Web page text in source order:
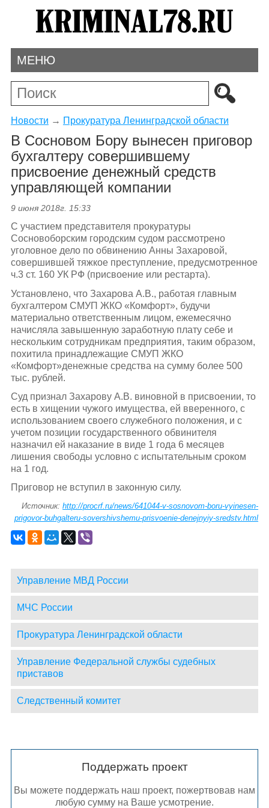
МЕНЮ
Новости → Прокуратура Ленинградской области
В Сосновом Бору вынесен приговор
бухгалтеру совершившему
присвоение денежный средств
управляющей компании
9 июня 2018г. 15:33
С участием представителя прокуратуры
Сосновоборским городским судом рассмотрено
уголовное дело по обвинению Анны Захаровой,
совершившей тяжкое преступление, предусмотренное
ч.3 ст. 160 УК РФ (присвоение или рестарта).
Установлено, что Захарова А.В., работая главным
бухгалтером СМУП ЖКО «Комфорт», будучи
материально ответственным лицом, ежемесячно
начисляла завышенную заработную плату себе и
нескольким сотрудникам предприятия, таким образом,
похитила принадлежащие СМУП ЖКО
«Комфорт»денежные средства на сумму более 500
тыс. рублей.
Суд признал Захарову А.В. виновной в присвоении, то
есть в хищении чужого имущества, ей вверенного, с
использованием своего служебного положения, и с
учетом позиции государственного обвинителя
назначил ей наказание в виде 1 года 6 месяцев
лишения свободы условно с испытательным сроком
на 1 год.
Приговор не вступил в законную силу.
Источник:http://procrf.ru/news/641044-v-sosnovom-boru-vyinesen-
prigovor-buhgalteru-sovershivshemu-prisvoenie-denejnyiy-sredstv.html
Управление МВД России
МЧС России
Прокуратура Ленинградской области
Управление Федеральной службы судебных
приставов
Следственный комитет
Поддержать проект
Вы можете поддержать наш проект, пожертвовав нам
любую сумму на Ваше усмотрение.